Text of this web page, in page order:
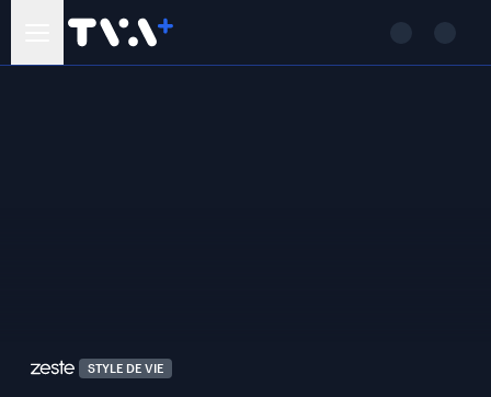
STYLE DE VIE